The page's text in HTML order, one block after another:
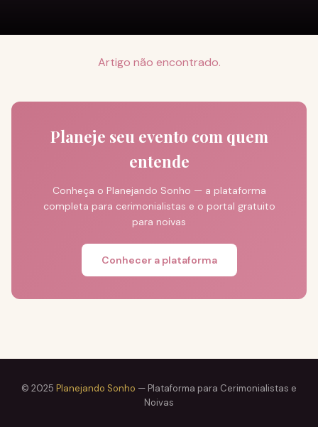
Artigo não encontrado.
Planeje seu evento com quem
entende
Conheça o Planejando Sonho — a plataforma
completa para cerimonialistas e o portal gratuito
para noivas
Conhecer a plataforma
© 2025 Planejando Sonho — Plataforma para Cerimonialistas e
Noivas